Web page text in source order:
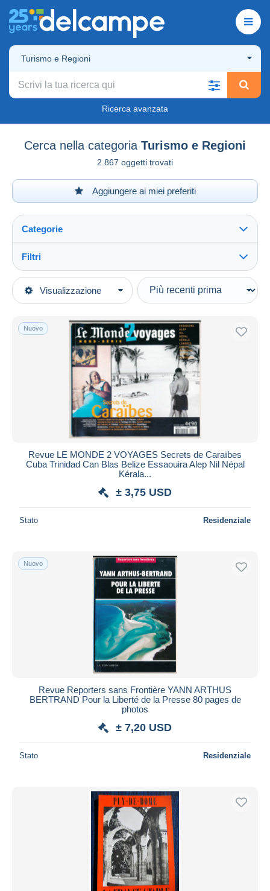
Turismo e Regioni
Ricerca avanzata
Cerca nella categoria Turismo e Regioni
2.867 oggetti trovati
Aggiungere ai miei preferiti
Visualizzazione
Categorie
Categorie principali
Francese
1950 - Oggi
Turismo e Regioni
Filtri
Tipo di vendita
In corso
Prezzo fisso
Asta con offerte
Aste senza offerte
Casa d'aste
Tutte le durate
Chiude fra
Dalle USD
Metodi di pagamento
Bonifico bancario
Mastercard
Bancontact
Maestro
Residenza del venditore
Aggiorna
Nuovo
Revue LE MONDE 2 VOYAGES Secrets de Caraïbes
Cuba Trinidad Can Blas Belize Essaouira Alep Nil Népal
Kérala...
± 3,75 USD
Stato Residenziale
Nuovo
Revue Reporters sans Frontière YANN ARTHUS
BERTRAND Pour la Liberté de la Presse 80 pages de
photos
± 7,20 USD
Stato Residenziale